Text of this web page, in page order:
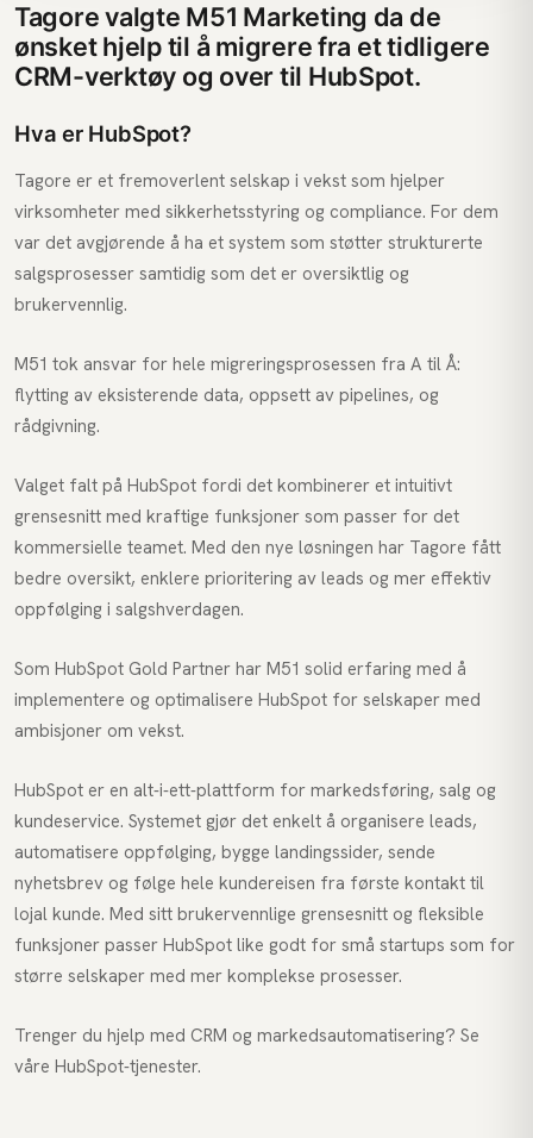
Tagore valgte M51 Marketing da de
ønsket hjelp til å migrere fra et tidligere
CRM-verktøy og over til HubSpot.
Hva er HubSpot?
Tagore er et fremoverlent selskap i vekst som hjelper
virksomheter med sikkerhetsstyring og compliance. For dem
var det avgjørende å ha et system som støtter strukturerte
salgsprosesser samtidig som det er oversiktlig og
brukervennlig.
M51 tok ansvar for hele migreringsprosessen fra A til Å:
flytting av eksisterende data, oppsett av pipelines, og
rådgivning.
Valget falt på HubSpot fordi det kombinerer et intuitivt
grensesnitt med kraftige funksjoner som passer for det
kommersielle teamet. Med den nye løsningen har Tagore fått
bedre oversikt, enklere prioritering av leads og mer effektiv
oppfølging i salgshverdagen.
Som HubSpot Gold Partner har M51 solid erfaring med å
implementere og optimalisere HubSpot for selskaper med
ambisjoner om vekst.
HubSpot er en alt-i-ett-plattform for markedsføring, salg og
kundeservice. Systemet gjør det enkelt å organisere leads,
automatisere oppfølging, bygge landingssider, sende
nyhetsbrev og følge hele kundereisen fra første kontakt til
lojal kunde. Med sitt brukervennlige grensesnitt og fleksible
funksjoner passer HubSpot like godt for små startups som for
større selskaper med mer komplekse prosesser.
Trenger du hjelp med CRM og markedsautomatisering? Se
våre HubSpot-tjenester.